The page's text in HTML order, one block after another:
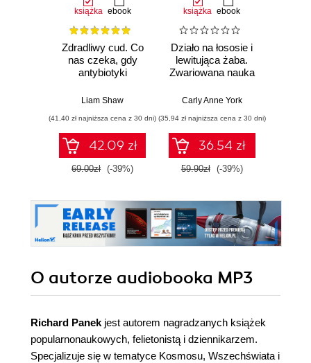
książka ebook
Zdradliwy cud. Co
nas czeka, gdy
antybiotyki
Liam Shaw
(41,40 zł najniższa cena z 30 dni)
42.09 zł
69.00zł (-39%)
książka ebook
Działo na łososie i
lewitująca żaba.
Zwariowana nauka
poważne odkrycia
Carly Anne York
(35,94 zł najniższa cena z 30 dni)
36.54 zł
59.90zł (-39%)
O autorze audiobooka MP3
Richard Panek jest autorem nagradzanych książek
popularnonaukowych, felietonistą i dziennikarzem.
Specjalizuje się w tematyce Kosmosu, Wszechświata i